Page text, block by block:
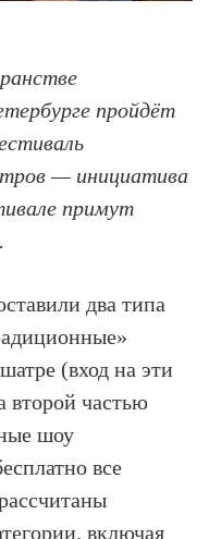
пройдёт
— инициатива
примут
два типа
(вход на эти
частью
шоу
все
включая